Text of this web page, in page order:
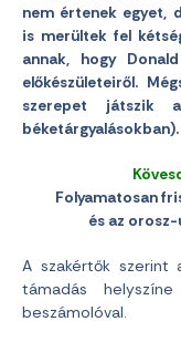
nem értenek egyet,
is merültek fel
annak, hogy
előkészületeiről.
szerepet játszik
béketárgyalásokban).
Folyamatosan
és az
A szakértők szerint
támadás
beszámolóval.